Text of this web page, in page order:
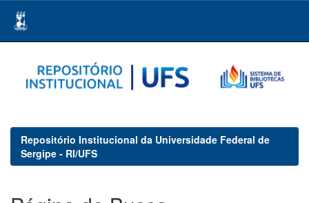
navigation
Repositório Institucional da Universidade Federal de
Sergipe - RI/UFS